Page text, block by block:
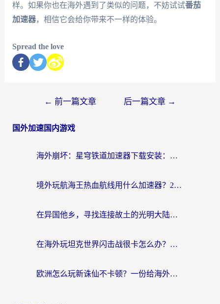
样。如果你也在海外遇到了类似的问题，不妨试试番茄
加速器，相信它会给你带来不一样的体验。
Spread the love
← 前一篇文章 后一篇文章 →
国外加速国内游戏
海外崩坏：星穹铁道加速器下载安装：一份给游子的终极网络指南
境外玩航海王热血航线用什么加速器？2026海外玩家实测最优方案（附欧洲问道堡垒前线加速技巧）
在异国他乡，寻找连接故土的光明大陆免费加速器
在海外玩坦克世界闪击战很卡怎么办？老玩家亲测有效的加速器选择指南
欧洲怎么玩新诛仙不卡顿？一份给海外游子的国服游戏畅玩指南